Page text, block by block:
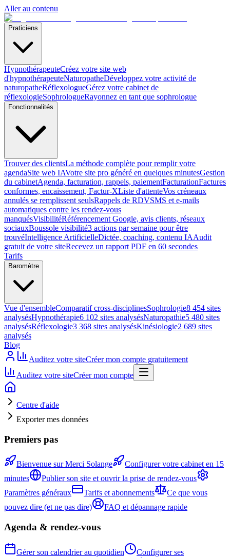
Aller au contenu
Praticiens
HypnothérapeuteCréez votre site web
d'hypnothérapeuteNaturopatheDéveloppez votre activité de
naturopatheRéflexologueGérez votre cabinet de
réflexologieSophrologueRayonnez en tant que sophrologue
Fonctionnalités
Trouver des clientsLa méthode complète pour remplir votre
agendaSite web IAVotre site pro généré en quelques minutesGestion
du cabinetAgenda, facturation, rappels, paiementFacturationFactures
conformes, encaissement, Factur-XListe d'attenteVos créneaux
annulés se remplissent seulsRappels de RDVSMS et e-mails
automatiques contre les rendez-vous
manquésVisibilitéRéférencement Google, avis clients, réseaux
sociauxBoussole visibilité3 actions par semaine pour être
trouvéIntelligence ArtificielleDictée, coaching, contenu IAAudit
gratuit de votre siteRecevez un rapport PDF en 60 secondes
Tarifs
Baromètre
Vue d'ensembleComparatif cross-disciplinesSophrologie8 454 sites
analysésHypnothérapie6 102 sites analysésNaturopathie5 480 sites
analysésRéflexologie3 368 sites analysésKinésiologie2 689 sites
analysés
Blog
Auditez votre siteCréer mon compte gratuitement
Auditez votre siteCréer mon compte
Centre d'aide
Exporter mes données
Premiers pas
Bienvenue sur Merci Solange
Configurer votre cabinet en 15
minutes
Publier son site et ouvrir la prise de rendez-vous
Paramètres généraux
Tarifs et abonnements
Ce que vous
pouvez dire (et ne pas dire)
FAQ et dépannage rapide
Agenda & rendez-vous
Gérer son calendrier au quotidien
Configurer ses